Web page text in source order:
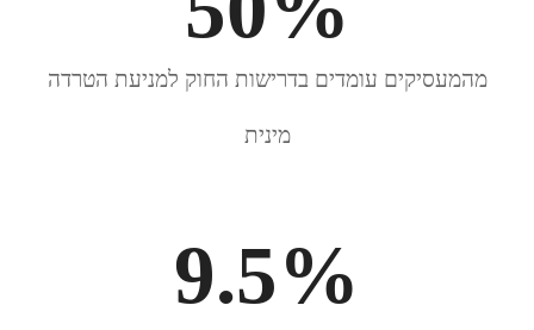
מהמעסיקים עומדים בדרישות החוק למניעת הטרדה
מינית
%
9.5